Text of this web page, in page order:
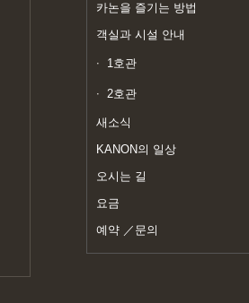
카논을 즐기는 방법
객실과 시설 안내
1호관
2호관
새소식
KANON의 일상
오시는 길
요금
예약 ／문의